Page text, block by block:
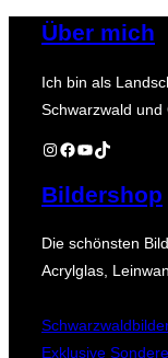
Über mich
Ich bin als
Schwarzwald und
Instagram
Facebook
YouTube
TikTok
Bildershop
Die schönsten
Acrylglas,
Exklusive